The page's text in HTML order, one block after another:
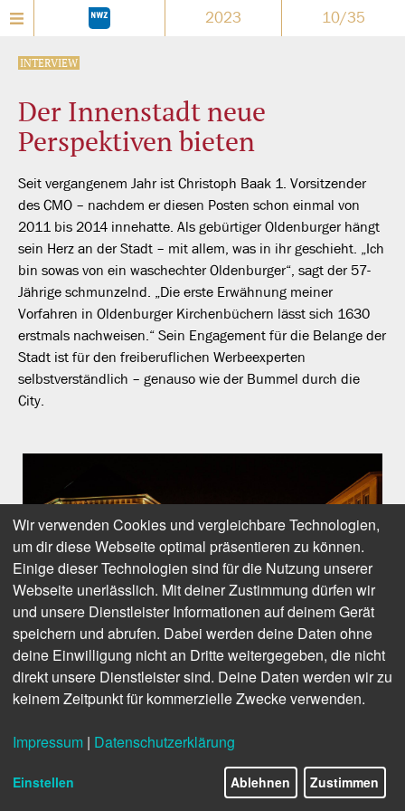
2023 10/35
INTERVIEW
Der Innenstadt neue
Perspektiven bieten
Seit vergangenem Jahr ist Christoph Baak 1. Vorsitzender
des CMO – nachdem er diesen Posten schon einmal von
2011 bis 2014 innehatte. Als gebürtiger Oldenburger hängt
sein Herz an der Stadt – mit allem, was in ihr geschieht. „Ich
bin sowas von ein waschechter Oldenburger“, sagt der 57-
Jährige schmunzelnd. „Die erste Erwähnung meiner
Vorfahren in Oldenburger Kirchenbüchern lässt sich 1630
erstmals nachweisen.“ Sein Engagement für die Belange der
Stadt ist für den freiberuflichen Werbeexperten
selbstverständlich – genauso wie der Bummel durch die
City.
Warmes Licht hoch über den Köpfen der Citybesucher findet sich in der
Wir verwenden Cookies und vergleichbare Technologien,
um dir diese Webseite optimal präsentieren zu können.
Einige dieser Technologien sind für die Nutzung unserer
Webseite unerlässlich. Mit deiner Zustimmung dürfen wir
und unsere Dienstleister Informationen auf deinem Gerät
speichern und abrufen. Dabei werden deine Daten ohne
deine Einwilligung nicht an Dritte weitergegeben, die nicht
direkt unsere Dienstleister sind. Deine Daten werden wir zu
keinem Zeitpunkt für kommerzielle Zwecke verwenden.
Impressum | Datenschutzerklärung
Einstellen Ablehnen Zustimmen